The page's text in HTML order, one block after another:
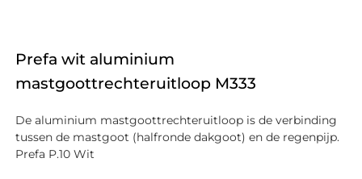
Prefa wit aluminium
mastgoottrechteruitloop M333
De aluminium mastgoottrechteruitloop is de verbinding
tussen de mastgoot (halfronde dakgoot) en de regenpijp.
Prefa P.10 Wit